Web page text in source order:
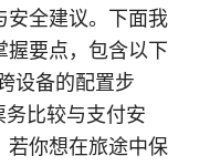
安全建议。下面我
握要点，包含以下
设备的配置步
务比较与支付安
若你想在旅途中保